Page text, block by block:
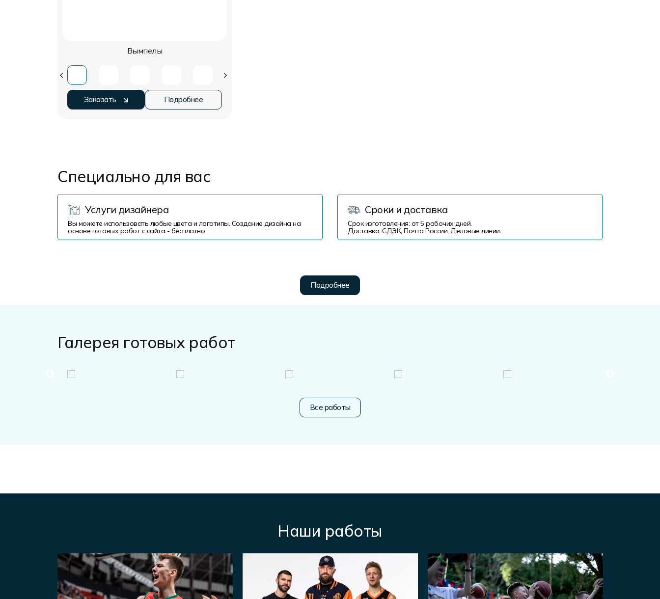
Вымпелы
Заказать Подробнее
Специально для вас
Услуги дизайнера
Вы можете использовать любые цвета и логотипы. Создание дизайна на
основе готовых работ с сайта - бесплатно
Сроки и доставка
Срок изготовления: от 5 рабочих дней.
Доставка: СДЭК, Почта России, Деловые линии.
Подробнее
Галерея готовых работ
Все работы
Наши работы